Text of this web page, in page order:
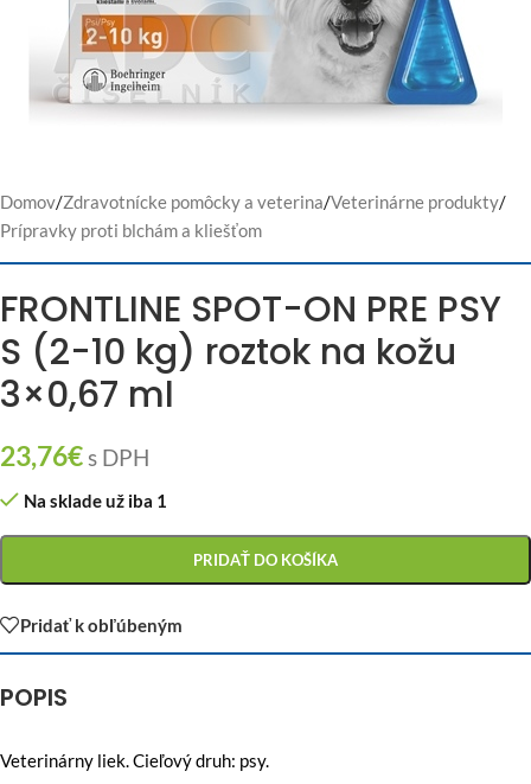
Domov/Zdravotnícke pomôcky a veterina/Veterinárne produkty/
Prípravky proti blchám a kliešťom
FRONTLINE SPOT-ON PRE PSY
S (2-10 kg) roztok na kožu
3×0,67 ml
23,76€s DPH
Na sklade už iba 1
PRIDAŤ DO KOŠÍKA
Pridať k obľúbeným
POPIS
Veterinárny liek. Cieľový druh: psy.